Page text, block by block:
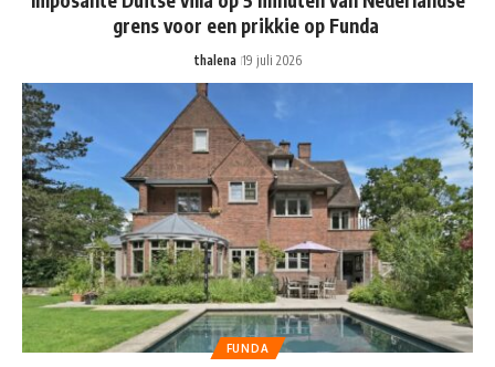
grens voor een prikkie op Funda
thalena 19 juli 2026
FUNDA